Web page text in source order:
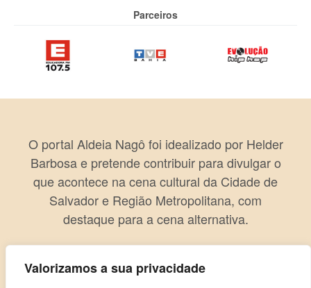
Valorizamos a sua privacidade
Parceiros
O portal Aldeia Nagô foi idealizado por Helder
Barbosa e pretende contribuir para divulgar o
que acontece na cena cultural da Cidade de
Salvador e Região Metropolitana, com
destaque para a cena alternativa.